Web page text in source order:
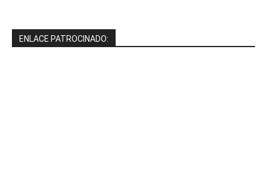
ENLACE PATROCINADO: